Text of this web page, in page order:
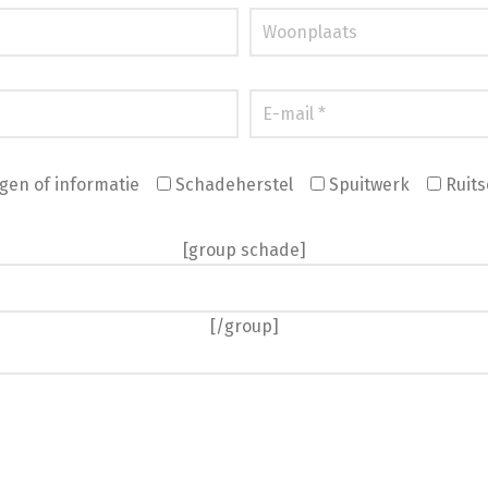
of informatie Schadeherstel Spuitwerk
[group schade]
[/group]